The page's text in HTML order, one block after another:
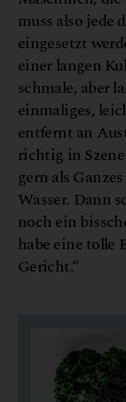
muss also jede
eingesetzt
einer langen
schmale, aber
einmaliges,
entfernt an
richtig in
gern als
Wasser. Dann
noch ein
habe eine tolle
Gericht.“